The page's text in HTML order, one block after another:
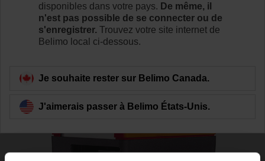
Retour à la catégorie de produits
disponibles dans votre pays. De même, il
n'est pas possible de se connecter ou de
s'enregistrer. Trouvez votre site internet de
Belimo local ci-dessous.
Je souhaite rester sur Belimo Canada.
J'aimerais passer à Belimo États-Unis.